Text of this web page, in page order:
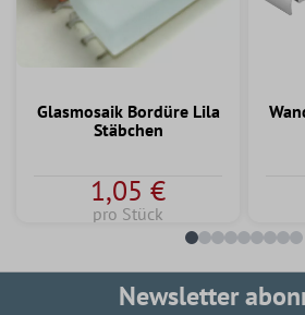
Glasmosaik Bordüre Lila
Stäbchen
1,05 €
pro Stück
Newsletter